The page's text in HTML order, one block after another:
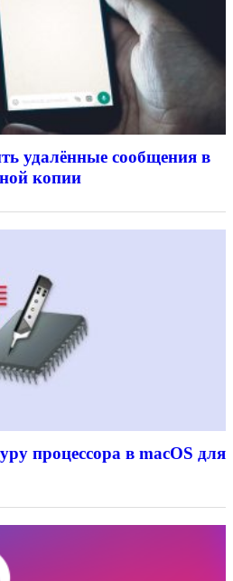
удалённые сообщения в
копии
процессора в macOS для